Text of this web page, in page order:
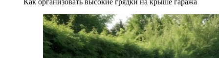
Как организовать высокие грядки на крыше гаража